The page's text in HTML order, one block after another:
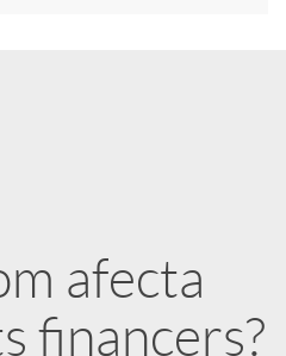
afecta
financers?